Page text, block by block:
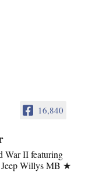
16,840
War II featuring
Jeep Willys MB ★